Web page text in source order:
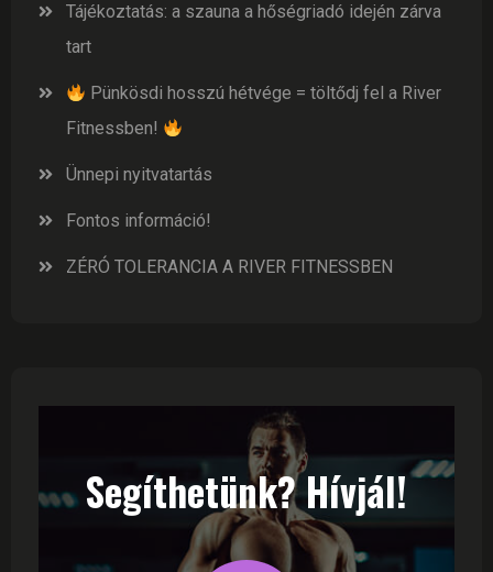
Tájékoztatás: a szauna a hőségriadó idején zárva
tart
Pünkösdi hosszú hétvége = töltődj fel a River
Fitnessben!
Ünnepi nyitvatartás
Fontos információ!
ZÉRÓ TOLERANCIA A RIVER FITNESSBEN
Segíthetünk? Hívjál!